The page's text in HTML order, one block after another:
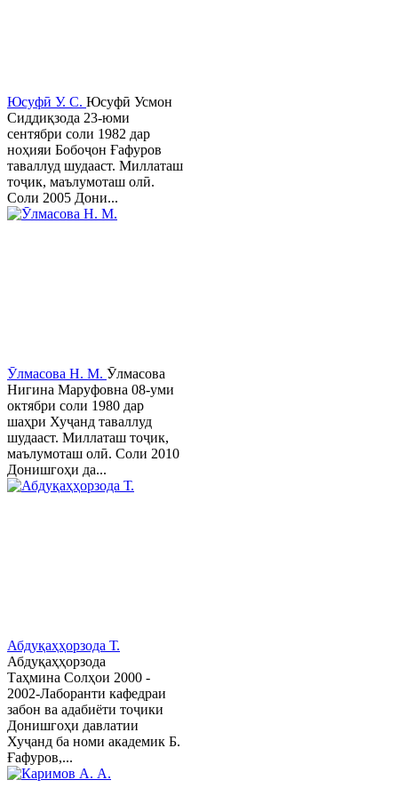
Юсуфӣ У. C. Юсуфӣ Усмон
Сиддиқзода 23-юми
сентябри соли 1982 дар
ноҳияи Бобоҷон Ғафуров
таваллуд шудааст. Миллаташ
тоҷик, маълумоташ олӣ.
Соли 2005 Дони...
Ӯлмасова Н. М. Ӯлмасова
Нигина Маруфовна 08-уми
октябри соли 1980 дар
шаҳри Хуҷанд таваллуд
шудааст. Миллаташ тоҷик,
маълумоташ олӣ. Соли 2010
Донишгоҳи да...
Абдуқаҳҳорзода Т.
Абдуқаҳҳорзода
Таҳмина Солҳои 2000 -
2002-Лаборанти кафедраи
забон ва адабиёти тоҷики
Донишгоҳи давлатии
Хуҷанд ба номи академик Б.
Ғафуров,...